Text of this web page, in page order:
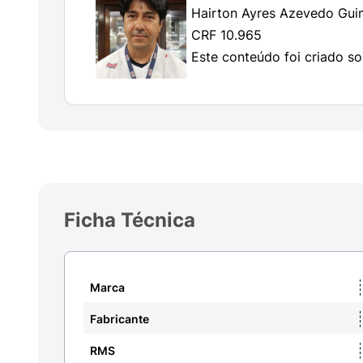
Composição da vacina Qdenga
A vacina Qdenga é composta por vírus
representam os quatro sorotipos do vírus
A formulação também contém excipientes
A vacina dengue Qdenga protege contra a
Quem pode tomar a vacina
A vacina é indicada para crianças,
A aplicação deve
Hairton Ayres Azevedo
CRF 10.965
Este conteúdo foi criado
Ficha Técnica
Marca
Fabricante
RMS